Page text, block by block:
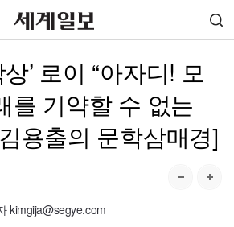
’ 로이 “아자디! 모
를 기약할 수 없는
용출의 문학삼매경]
kimgija@segye.com